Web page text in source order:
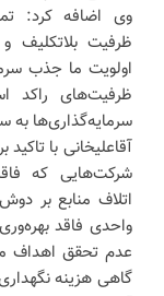
وی اضافه کرد:
ظرفیت بلاتکلیف و
اولویت ما جذب
ظرفیت‌های راکد
سرمایه‌گذاری‌ها
آقاعلیخانی با
شرکت‌هایی که
اتلاف منابع بر
واحدی فاقد
عدم تحقق اهداف
گاهی هزینه